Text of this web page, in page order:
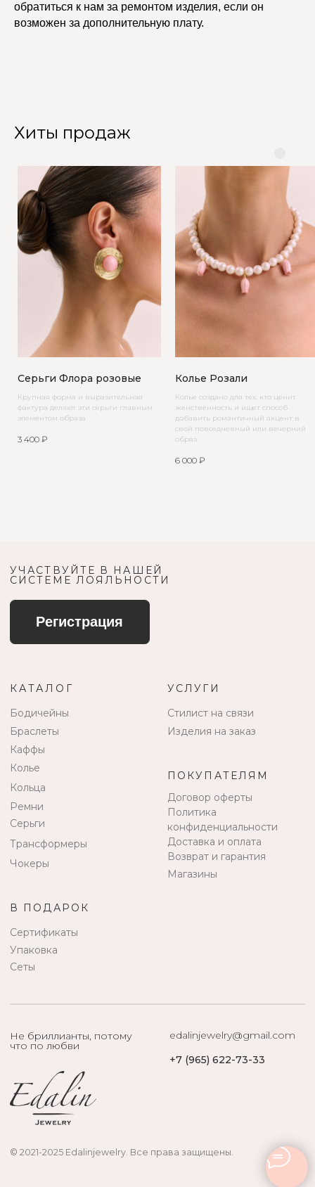
обратиться к нам за ремонтом изделия, если он
возможен за дополнительную плату.
Хиты продаж
Серьги Флора розовые
Крупная форма и выразительная
фактура делают эти серьги главным
элементом образа
3 400 ₽
Колье Розали
Колье создано для тех, кто ценит
женственность и ищет способ
добавить романтичный акцент в
свой повседневный или вечерний
образ
6 000 ₽